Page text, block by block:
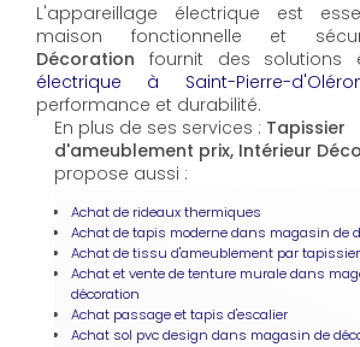
L'appareillage électrique est
maison fonctionnelle et
Décoration fournit des solutions
électrique à Saint-Pierre-
performance et durabilité.
En plus de ses services : Tapissier
d'ameublement prix, Intérieur
propose aussi :
Achat de rideaux thermiques
Achat de tapis moderne dans magasin de
Achat de tissu d'ameublement par
Achat et vente de tenture murale dans
décoration
Achat passage et tapis d'escalier
Achat sol pvc design dans magasin de